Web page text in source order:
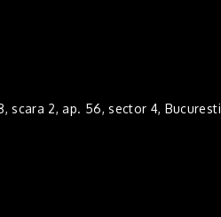
scara 2, ap. 56, sector 4, Bucuresti